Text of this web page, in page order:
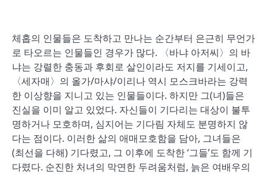
체홉의 인물들은 도착하고 만나는 순간부터 은근히 무언가
로 타오르는 인물들인 경우가 많다. 〈바냐 아저씨〉의 바
냐는 강렬한 충동과 후회로 살인이라도 저지를 기세이고,
〈세자매〉의 올가/마샤/이리나 역시 모스크바라는 강력
한 이상향을 지니고 있는 인물들이다. 하지만 그(녀)들은
진실을 이미 알고 있었다. 자신들이 기다리는 대상이 불투
명하거나 모호하며, 심지어는 기다림 자체도 분명하지 않
다는 점이다. 이러한 삶의 애매모호함을 담아, 그녀들은
(최선을 다해) 기다렸고, 그 이후에 도착한 ‘그들’도 함께 기
다렸다. 순진한 처녀의 막연한 두려움처럼, 늙은 여배우의